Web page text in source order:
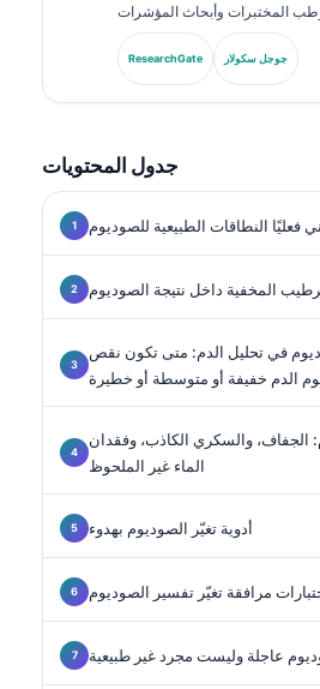
وطب المختبرات وأبحاث المؤشرات
للجمعية الألمانية للكيمياء
تحليل لوحات التشخيص، وتوحيد
والطب المخبري المدعوم بالذكاء
ResearchGate جوجل سكولار
جدول المحتويات
فعليًا النطاقات الطبيعية للصوديوم
المخفية داخل نتيجة الصوديوم
في تحليل الدم: متى تكون نقص
الدم خفيفة أو متوسطة أو خطيرة
الجفاف، والسكري الكاذب، وفقدان
الماء غير الملحوظ
أدوية تغيّر الصوديوم بهدوء
مرافقة تغيّر تفسير الصوديوم
عاجلة وليست مجرد غير طبيعية